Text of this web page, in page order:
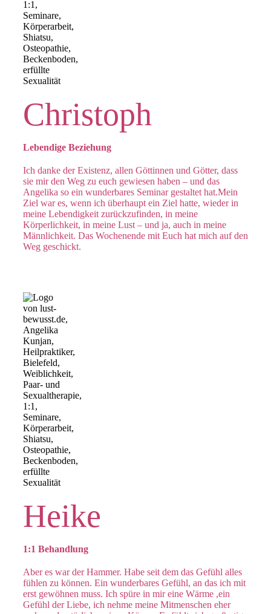
Christoph
Lebendige Beziehung
Ich danke der Existenz, allen Göttinnen und Götter, dass
sie mir den Weg zu euch gewiesen haben – und das
Angelika so ein wunderbares Seminar gestaltet hat.Mein
Ziel war es, wenn ich überhaupt ein Ziel hatte, wieder in
meine Lebendigkeit zurückzufinden, in meine
Körperlichkeit, in meine Lust – und ja, auch in meine
Männlichkeit. Das Wochenende mit Euch hat mich auf den
Weg geschickt.
Heike
1:1 Behandlung
Aber es war der Hammer. Habe seit dem das Gefühl alles
fühlen zu können. Ein wunderbares Gefühl, an das ich mit
erst gewöhnen muss. Ich spüre in mir eine Wärme ,ein
Gefühl der Liebe, ich nehme meine Mitmenschen eher